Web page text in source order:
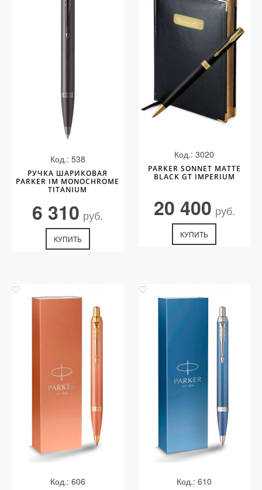
Код.: 538
РУЧКА ШАРИКОВАЯ
PARKER IM MONOCHROME
TITANIUM
6 310 руб.
КУПИТЬ
Код.: 3020
PARKER SONNET MATTE
BLACK GT IMPERIUM
20 400 руб.
КУПИТЬ
Код.: 606 Код.: 610